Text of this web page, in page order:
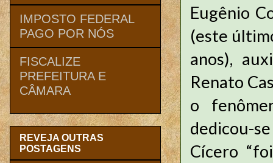
Eugênio
(este
anos),
Renato
o
dedicou-
Cícero
IMPOSTO FEDERAL
PAGO POR NÓS
FISCALIZE
PREFEITURA E
CÂMARA
REVEJA OUTRAS
POSTAGENS